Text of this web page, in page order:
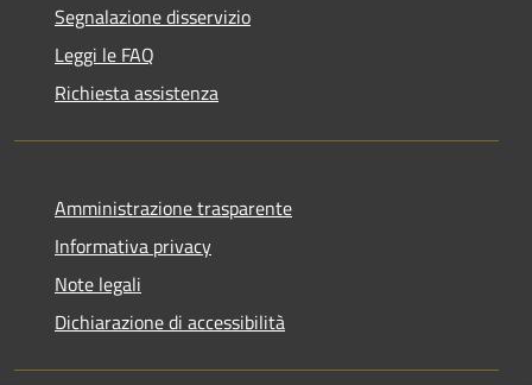
Segnalazione disservizio
Leggi le FAQ
Richiesta assistenza
Amministrazione trasparente
Informativa privacy
Note legali
Dichiarazione di accessibilità